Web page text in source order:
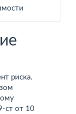
риска.
ст от 10